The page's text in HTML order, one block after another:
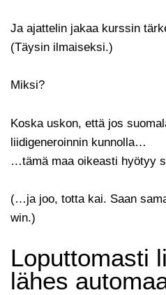
Ja ajattelin jakaa kurssin
(Täysin ilmaiseksi.)
Miksi?
Koska uskon, että jos
liidigeneroinnin kunnolla…
…tämä maa oikeasti hyötyy
(…ja joo, totta kai. Saan
win.)
Loputtomasti
lähes